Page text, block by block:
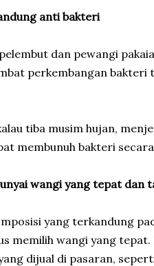
anti bakteri
dan pewangi
perkembangan
tiba musim hujan,
membunuh bakteri
wangi yang tepat dan
yang terkandung
memilih wangi yang
dijual di pasaran,